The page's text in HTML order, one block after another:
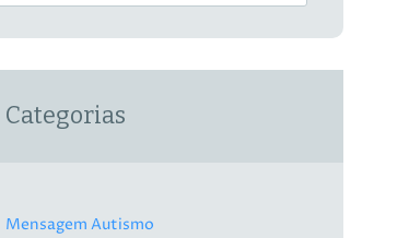
Categorias
Mensagem Autismo